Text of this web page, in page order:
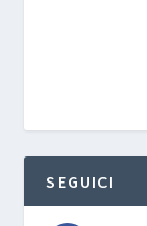
SEGUICI